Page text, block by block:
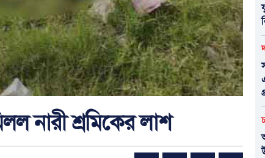
নারী শ্রমিকের লাশ